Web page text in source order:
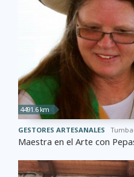
4491.6 km
GESTORES ARTESANALES
Maestra en el Arte con